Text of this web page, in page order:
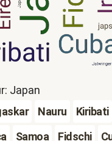
Japan
Nauru Kiribati
Samoa Fidschi